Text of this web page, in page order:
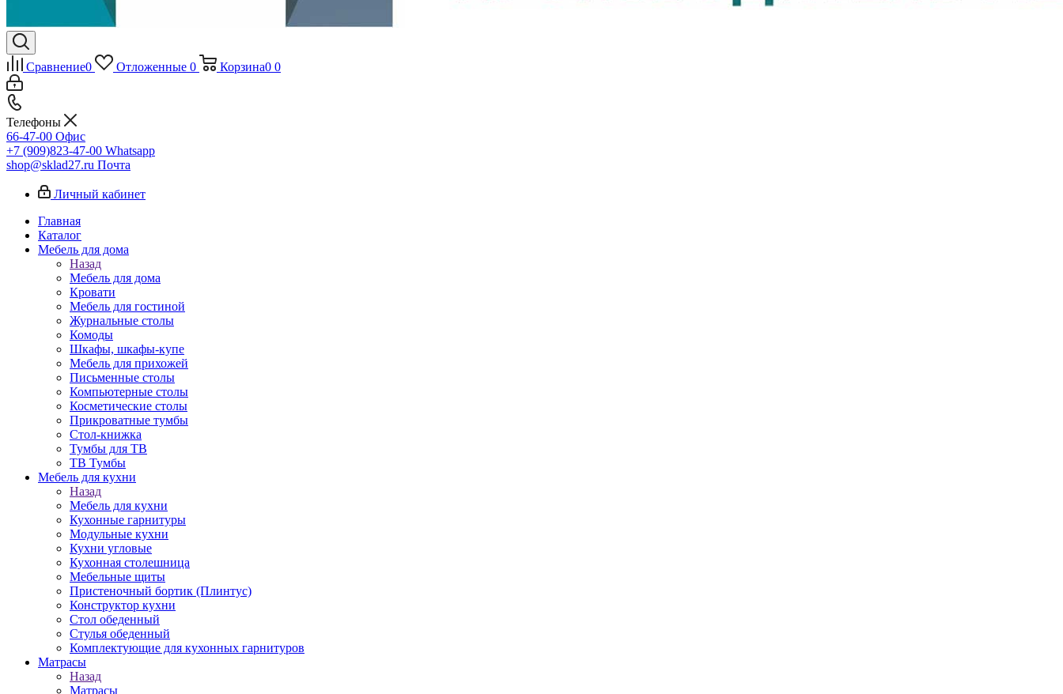
Сравнение0 Отложенные 0 Корзина0 0
Телефоны
66-47-00 Офис
+7 (909)823-47-00 Whatsapp
shop@sklad27.ru Почта
Личный кабинет
Главная
Каталог
Мебель для дома
Назад
Мебель для дома
Кровати
Мебель для гостиной
Журнальные столы
Комоды
Шкафы, шкафы-купе
Мебель для прихожей
Письменные столы
Компьютерные столы
Косметические столы
Прикроватные тумбы
Стол-книжка
Тумбы для ТВ
ТВ Тумбы
Мебель для кухни
Назад
Мебель для кухни
Кухонные гарнитуры
Модульные кухни
Кухни угловые
Кухонная столешница
Мебельные щиты
Пристеночный бортик (Плинтус)
Конструктор кухни
Стол обеденный
Стулья обеденный
Комплектующие для кухонных гарнитуров
Матраcы
Назад
Матраcы